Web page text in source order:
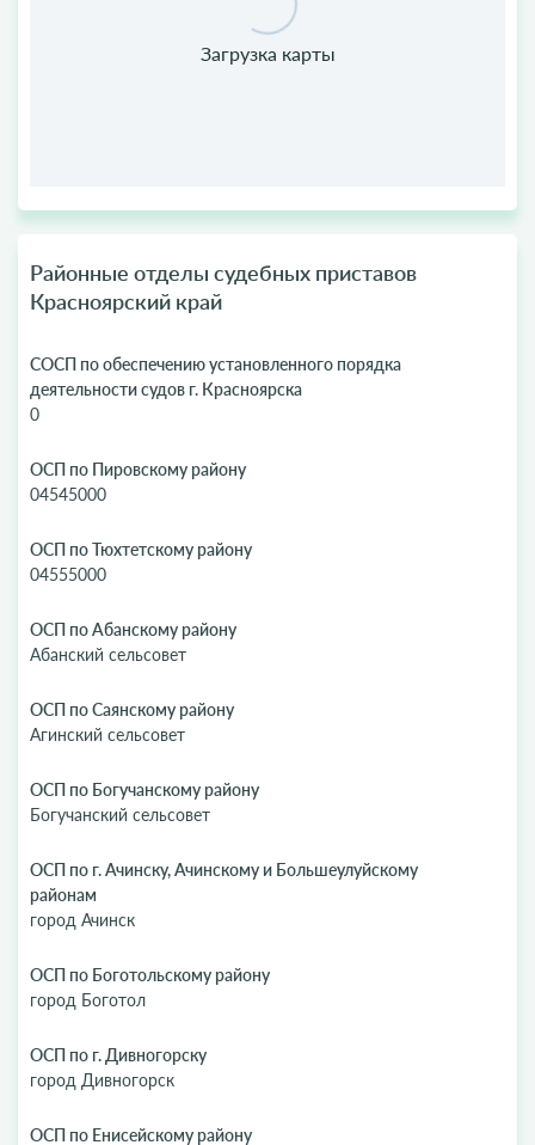
Районные отделы судебных приставов
Красноярский край
СОСП по обеспечению установленного порядка
деятельности судов г. Красноярска
0
ОСП по Пировскому району
04545000
ОСП по Тюхтетскому району
04555000
ОСП по Абанскому району
Абанский сельсовет
ОСП по Саянскому району
Агинский сельсовет
ОСП по Богучанскому району
Богучанский сельсовет
ОСП по г. Ачинску, Ачинскому и Большеулуйскому
районам
город Ачинск
ОСП по Боготольскому району
город Боготол
ОСП по г. Дивногорску
город Дивногорск
ОСП по Енисейскому району